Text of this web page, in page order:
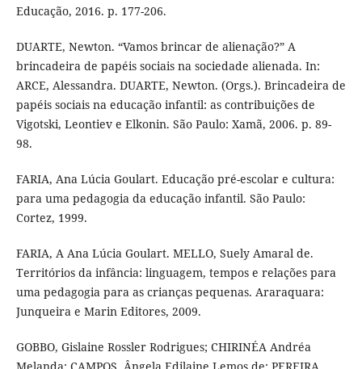
Educação, 2016. p. 177-206.
DUARTE, Newton. “Vamos brincar de alienação?” A
brincadeira de papéis sociais na sociedade alienada. In:
ARCE, Alessandra. DUARTE, Newton. (Orgs.). Brincadeira de
papéis sociais na educação infantil: as contribuições de
Vigotski, Leontiev e Elkonin. São Paulo: Xamã, 2006. p. 89-
98.
FARIA, Ana Lúcia Goulart. Educação pré-escolar e cultura:
para uma pedagogia da educação infantil. São Paulo:
Cortez, 1999.
FARIA, A Ana Lúcia Goulart. MELLO, Suely Amaral de.
Territórios da infância: linguagem, tempos e relações para
uma pedagogia para as crianças pequenas. Araraquara:
Junqueira e Marin Editores, 2009.
GOBBO, Gislaine Rossler Rodrigues; CHIRINÉA Andréa